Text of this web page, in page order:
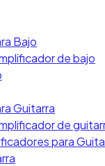
Bajo
de bajo
Guitarra
de
para